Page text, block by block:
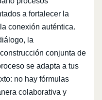
a fortalecer la
conexión auténtica.
la
conjunta de
se adapta a tus
no hay fórmulas
colaborativa y